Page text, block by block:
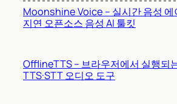
Moonshine Voice – 실시간 음성 에
지연 오픈소스 음성 AI 툴킷
OfflineTTS – 브라우저에서 실행되
TTS·STT 오디오 도구